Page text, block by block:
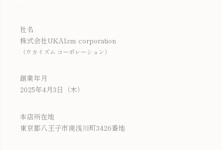
社名
株式会社UKAIzm corporation
（ウカイズム コーポレーション）
創業年月
2025年4月3 日（木）
本店所在地
東京都八王子市南浅川町3426番地